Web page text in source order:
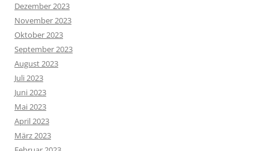
Dezember 2023
November 2023
Oktober 2023
September 2023
August 2023
Juli 2023
Juni 2023
Mai 2023
April 2023
März 2023